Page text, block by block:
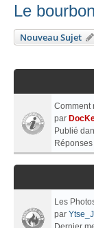
Le
Nouveau Sujet
Comment
par
Publié
Réponses
Les
par